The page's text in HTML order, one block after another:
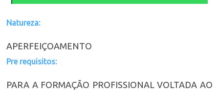
Natureza:
APERFEIÇOAMENTO
Pre requisitos:
PARA A FORMAÇÃO PROFISSIONAL VOLTADA AO